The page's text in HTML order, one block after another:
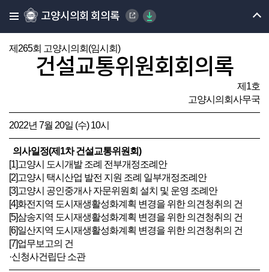
고양시의회 회의록
제265회 고양시의회(임시회)
건설교통위원회회의록
제1호
고양시의회사무국
2022년 7월 20일 (수) 10시
의사일정(제1차 건설교통위원회)
[1]고양시 도시개발 조례 전부개정조례안
[2]고양시 택시산업 발전 지원 조례 일부개정조례안
[3]고양시 공인중개사 자문위원회 설치 및 운영 조례안
[4]화전지역 도시재생활성화계획 변경을 위한 의견청취의 건
[5]삼송지역 도시재생활성화계획 변경을 위한 의견청취의 건
[6]일산지역 도시재생활성화계획 변경을 위한 의견청취의 건
[7]업무보고의 건
·신청사건립단 소관